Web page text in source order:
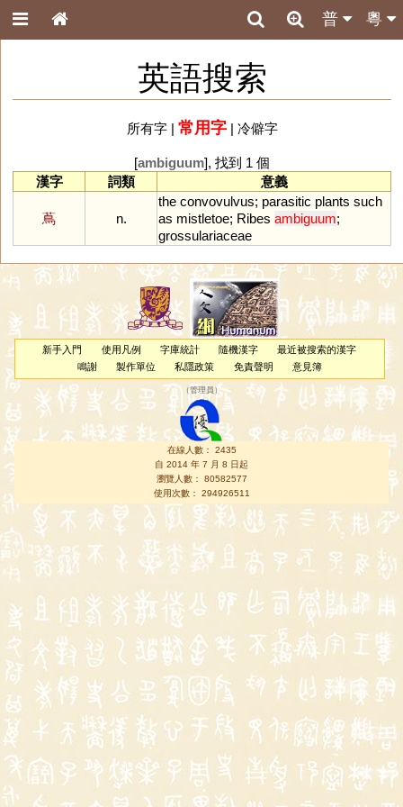
粵
普
英語搜索
所有字| 常用字| 冷僻字
[ambiguum], 找到 1 個
漢字
詞類 意義
蔦 n.
the convovulvus; parasitic plants such
as mistletoe; Ribes ambiguum;
grossulariaceae
新手入門 使用凡例 字庫統計 隨機漢字
最近被搜索的漢字
鳴謝
製作單位 私隱政策 免責聲明 意見簿
（管理員 ）
在線人數： 2435
自 2014 年 7 月 8 日起
瀏覽人數： 80582577
使用次數： 294926511